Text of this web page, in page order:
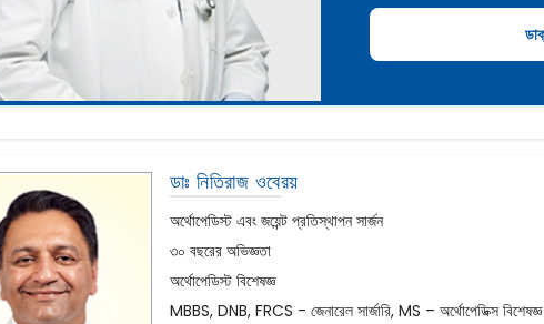
ডাঃ নিতিরাজ ওবেরয়
অর্থোপেডিস্ট এবং জয়েন্ট প্রতিস্থাপন সার্জন
৩০ বছরের অভিজ্ঞতা
অর্থোপেডিস্ট বিশেষজ্ঞ
MBBS, DNB, FRCS - জেনারেল সার্জারি, MS – অর্থোপেডিক্স বিশেষজ্ঞ